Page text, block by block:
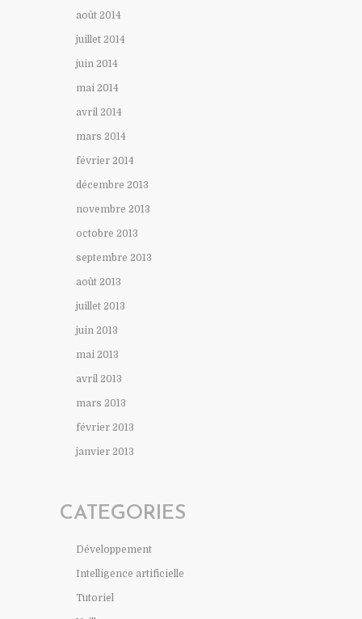
août 2014
juillet 2014
juin 2014
mai 2014
avril 2014
mars 2014
février 2014
décembre 2013
novembre 2013
octobre 2013
septembre 2013
août 2013
juillet 2013
juin 2013
mai 2013
avril 2013
mars 2013
février 2013
janvier 2013
CATEGORIES
Développement
Intelligence artificielle
Tutoriel